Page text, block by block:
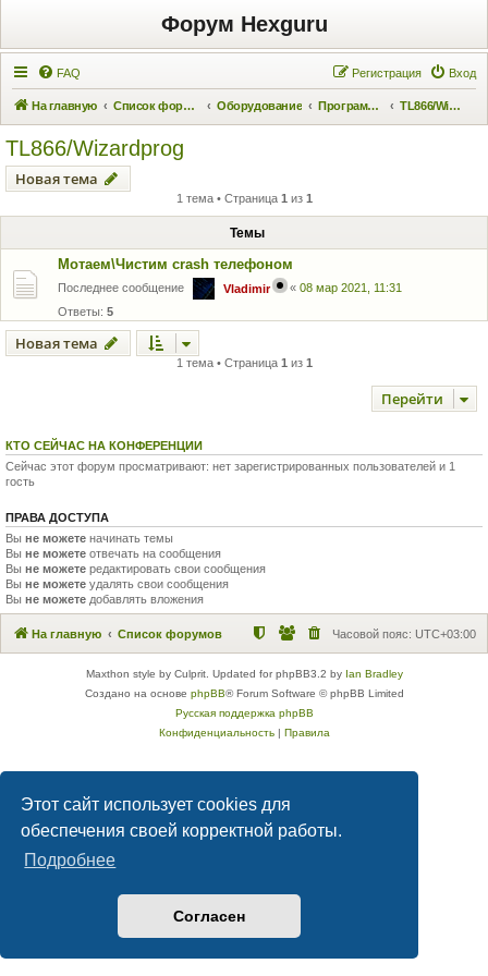
Этот сайт использует cookies для
обеспечения своей корректной работы.
Подробнее
Согласен
Форум Hexguru
FAQ Вход
Регистрация
На главную Список форумов Оборудование Программаторы TL866/Wizardprog
TL866/Wizardprog
Новая тема
1 тема • Страница 1 из 1
Темы
Мотаем\Чистим crash телефоном
Последнее сообщение Vladimir « 08 мар 2021, 11:31
Ответы: 5
Новая тема
1 тема • Страница 1 из 1
Перейти
КТО СЕЙЧАС НА КОНФЕРЕНЦИИ
Сейчас этот форум просматривают: нет зарегистрированных пользователей и 1
гость
ПРАВА ДОСТУПА
Вы не можете начинать темы
Вы не можете отвечать на сообщения
Вы не можете редактировать свои сообщения
Вы не можете удалять свои сообщения
Вы не можете добавлять вложения
На главную Список форумов Часовой пояс: UTC+03:00
Maxthon style by Culprit. Updated for phpBB3.2 by Ian Bradley
Создано на основе phpBB® Forum Software © phpBB Limited
Русская поддержка phpBB
Конфиденциальность| Правила